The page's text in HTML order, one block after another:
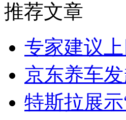
推荐文章
专家建议
京东养车
特斯拉展